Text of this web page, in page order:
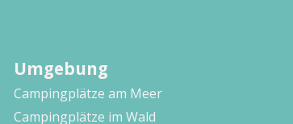
Umgebung
Campingplätze am Meer
Campingplätze im Wald